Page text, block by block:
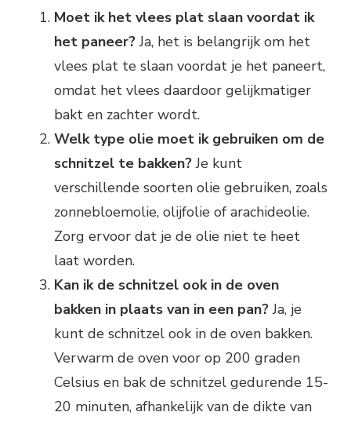
Moet ik het vlees plat slaan voordat ik
het paneer?Ja, het is belangrijk om het
vlees plat te slaan voordat je het paneert,
omdat het vlees daardoor gelijkmatiger
bakt en zachter wordt.
Welk type olie moet ik gebruiken om de
schnitzel te bakken?Je kunt
verschillende soorten olie gebruiken, zoals
zonnebloemolie, olijfolie of arachideolie.
Zorg ervoor dat je de olie niet te heet
laat worden.
Kan ik de schnitzel ook in de oven
bakken in plaats van in een pan?Ja, je
kunt de schnitzel ook in de oven bakken.
Verwarm de oven voor op 200 graden
Celsius en bak de schnitzel gedurende 15-
20 minuten, afhankelijk van de dikte van